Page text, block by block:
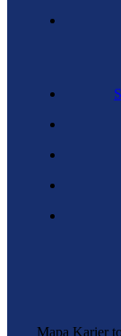
Mapa Karier